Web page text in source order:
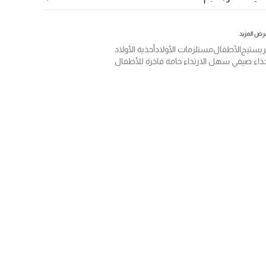
المزيد
الأطفالمستلزمات الأولادأحذية الأولاد
صيفي سهل الارتداء خامة فاخرة للأطفال